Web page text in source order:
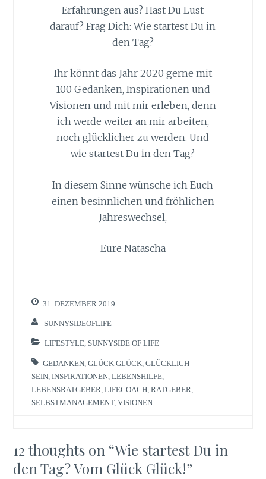
Erfahrungen aus? Hast Du Lust
darauf? Frag Dich: Wie startest Du in
den Tag?
Ihr könnt das Jahr 2020 gerne mit
100 Gedanken, Inspirationen und
Visionen und mit mir erleben, denn
ich werde weiter an mir arbeiten,
noch glücklicher zu werden. Und
wie startest Du in den Tag?
In diesem Sinne wünsche ich Euch
einen besinnlichen und fröhlichen
Jahreswechsel,
Eure Natascha
31. DEZEMBER 2019
SUNNYSIDEOFLIFE
LIFESTYLE SUNNYSIDE OF LIFE
GEDANKEN ,GLÜCK GLÜCK ,GLÜCKLICH
SEIN ,INSPIRATIONEN ,LEBENSHILFE
LEBENSRATGEBER ,LIFECOACH ,RATGEBER
SELBSTMANAGEMENT,VISIONEN
12 thoughts on “Wie startest Du in
den Tag? Vom Glück Glück!”